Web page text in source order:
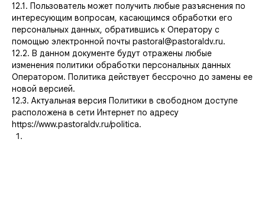
12.1. Пользователь может получить любые разъяснения по
интересующим вопросам, касающимся обработки его
персональных данных, обратившись к Оператору с
помощью электронной почты pastoral@pastoraldv.ru.
12.2. В данном документе будут отражены любые
изменения политики обработки персональных данных
Оператором. Политика действует бессрочно до замены ее
новой версией.
12.3. Актуальная версия Политики в свободном доступе
расположена в сети Интернет по адресу
https://www.pastoraldv.ru/politica.